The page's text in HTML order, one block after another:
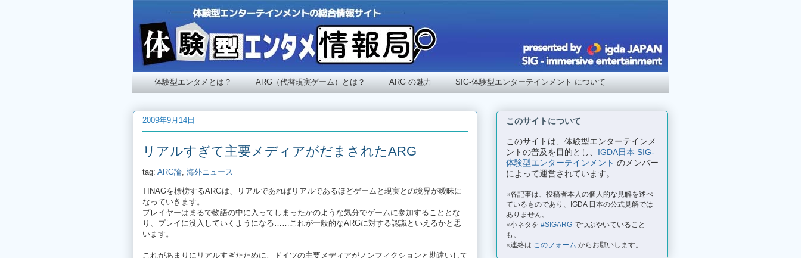
体験型エンタメとは？ ARG（代替現実ゲーム）とは？ ARG の魅力 SIG-体験型エンターテインメント について
2009年9月14日
リアルすぎて主要メディアがだまされたARG
tag: ARG論 海外ニュース
TINAGを標榜するARGは、リアルであればリアルであるほどゲームと現実との境界が曖昧に
なっていきます。
プレイヤーはまるで物語の中に入ってしまったかのような気分でゲームに参加することとな
り、プレイに没入していくようになる……これが一般的なARGに対する認識といえるかと思
います。
これがあまりにリアルすぎたために、ドイツの主要メディアがノンフィクションと勘違いして
このサイトについて
このサイトは、体験型エンターテインメ
ントの普及を目的とし、 IGDA日本 SIG-
体験型エンターテインメント のメンバー
によって運営されています。
※各記事は、投稿者本人の個人的な見解を述べ
ているものであり、IGDA 日本の公式見解では
ありません。
※小ネタを #SIGARG でつぶやいていること
も。
※連絡は このフォーム からお願いします。